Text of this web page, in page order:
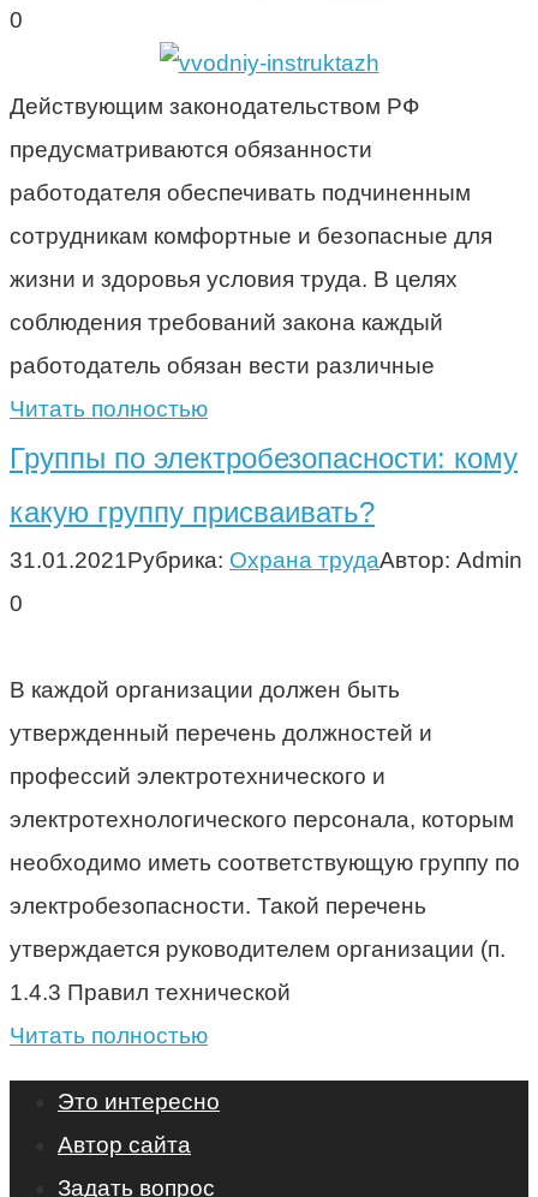
0
Действующим законодательством РФ
предусматриваются обязанности
работодателя обеспечивать подчиненным
сотрудникам комфортные и безопасные для
жизни и здоровья условия труда. В целях
соблюдения требований закона каждый
работодатель обязан вести различные
Читать полностью
Группы по электробезопасности: кому
какую группу присваивать?
31.01.2021Рубрика: Охрана трудаАвтор: Admin
0
В каждой организации должен быть
утвержденный перечень должностей и
профессий электротехнического и
электротехнологического персонала, которым
необходимо иметь соответствующую группу по
электробезопасности. Такой перечень
утверждается руководителем организации (п.
1.4.3 Правил технической
Читать полностью
Это интересно
Автор сайта
Задать вопрос